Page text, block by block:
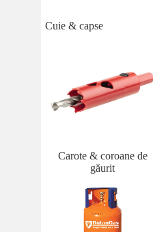
Cuie & capse
Carote & coroane de
găurit